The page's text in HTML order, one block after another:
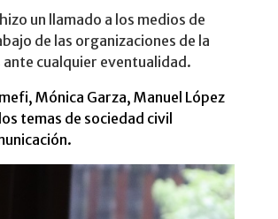
un llamado a los medios de
de las organizaciones de la
cualquier eventualidad.
Mónica Garza, Manuel López
temas de sociedad civil